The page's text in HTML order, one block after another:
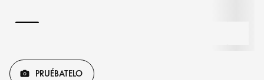
PRUÉBATELO